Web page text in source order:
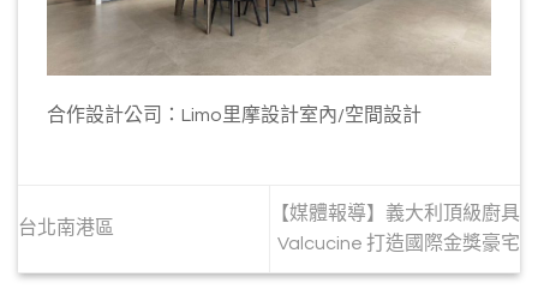
合作設計公司：Limo里摩設計室內/空間設計
台北南港區
【媒體報導】義大利頂級廚具
Valcucine 打造國際金獎豪宅